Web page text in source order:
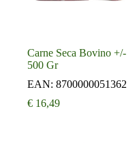
Carne Seca Bovino +/-
500 Gr
EAN: 8700000051362
€ 16,49